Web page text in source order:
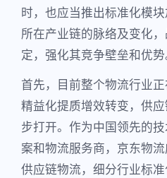
时，也应当推出标准化模
所在产业链的脉络及变化
定，强化其竞争壁垒和优势
首先，目前整个物流行业
精益化提质增效转变，供
步打开。作为中国领先的
案和物流服务商，京东物
供应链物流，细分行业标